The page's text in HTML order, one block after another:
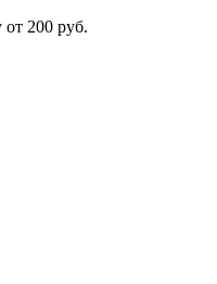
200 руб.